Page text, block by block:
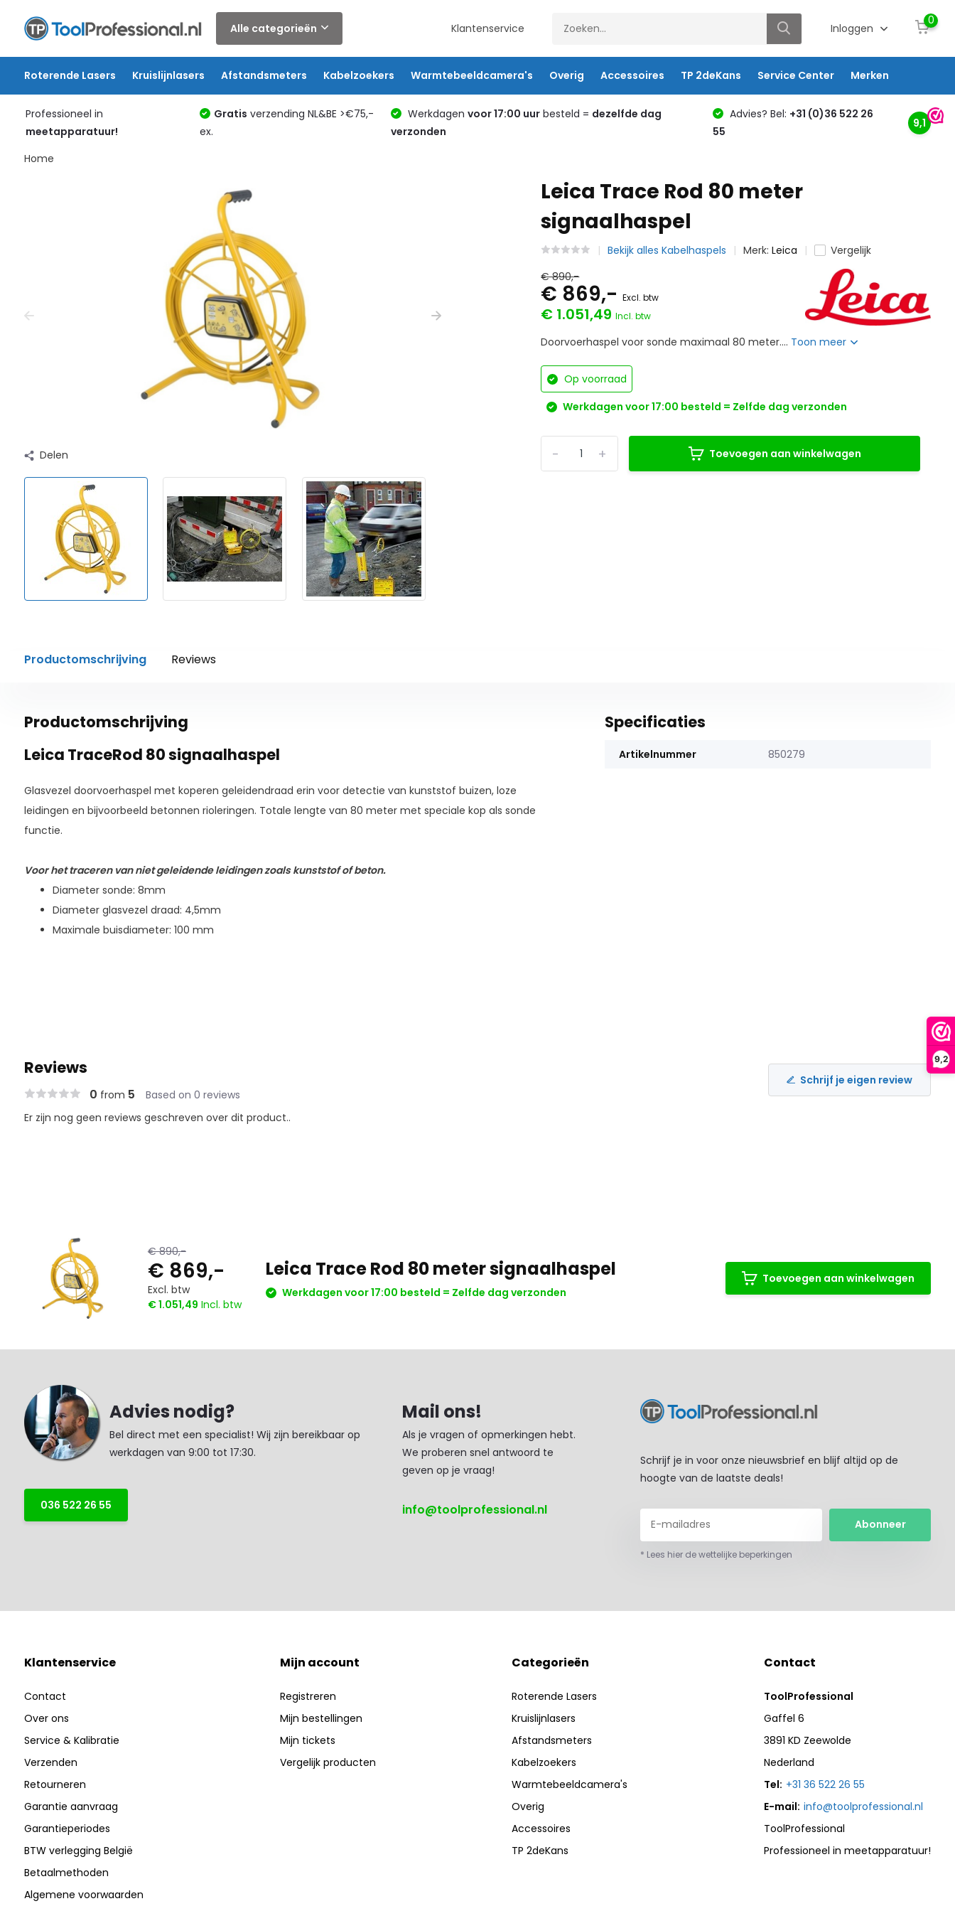
9,2
Alle categorieën Klantenservice Inloggen
0
Roterende Lasers Kruislijnlasers Afstandsmeters Kabelzoekers Warmtebeeldcamera's Overig Accessoires TP 2deKans Service Center Merken
Professioneel in
meetapparatuur!
Gratis verzending NL&BE >€75,-
ex.
Werkdagen voor 17:00 uurbesteld = dezelfde dag
verzonden
Advies? Bel: +31 (0)36 522 26
55
9,1
Home
Delen
Leica Trace Rod 80 meter
signaalhaspel
Bekijk alles Kabelhaspels Merk:Leica
Vergelijk
€ 890,-
€ 869,-Excl. btw
€ 1.051,49Incl. btw
Doorvoerhaspel voor sonde maximaal 80 meter.... Toon meer
Op voorraad
Werkdagen voor 17:00 besteld = Zelfde dag verzonden
+
- Toevoegen aan winkelwagen
Productomschrijving Reviews
Productomschrijving
Leica TraceRod 80 signaalhaspel
Glasvezel doorvoerhaspel met koperen geleidendraad erin voor detectie van kunststof buizen, loze
leidingen en bijvoorbeeld betonnen rioleringen. Totale lengte van 80 meter met speciale kop als sonde
functie.
Voor het traceren van niet geleidende leidingen zoals kunststof of beton.
Diameter sonde: 8mm
Diameter glasvezel draad: 4,5mm
Maximale buisdiameter: 100 mm
Specificaties
Artikelnummer 850279
Reviews
0 from 5 Based on 0 reviews
Schrijf je eigen review
Er zijn nog geen reviews geschreven over dit product..
€ 890,-
€ 869,-
Excl. btw
€ 1.051,49 Incl. btw
Leica Trace Rod 80 meter signaalhaspel
Werkdagen voor 17:00 besteld = Zelfde dag verzonden
Toevoegen aan winkelwagen
Advies nodig?
Bel direct met een specialist! Wij zijn bereikbaar op
werkdagen van 9:00 tot 17:30.
036 522 26 55
Mail ons!
Als je vragen of opmerkingen hebt.
We proberen snel antwoord te
geven op je vraag!
info@toolprofessional.nl
Schrijf je in voor onze nieuwsbrief en blijf altijd op de
hoogte van de laatste deals!
Abonneer
* Lees hier de wettelijke beperkingen
Klantenservice
Contact
Over ons
Service & Kalibratie
Verzenden
Retourneren
Garantie aanvraag
Garantieperiodes
BTW verlegging België
Betaalmethoden
Algemene voorwaarden
Mijn account
Registreren
Mijn bestellingen
Mijn tickets
Vergelijk producten
Categorieën
Roterende Lasers
Kruislijnlasers
Afstandsmeters
Kabelzoekers
Warmtebeeldcamera's
Overig
Accessoires
TP 2deKans
Contact
ToolProfessional
Gaffel 6
3891 KD Zeewolde
Nederland
Tel: +31 36 522 26 55
E-mail: info@toolprofessional.nl
ToolProfessional
Professioneel in meetapparatuur!